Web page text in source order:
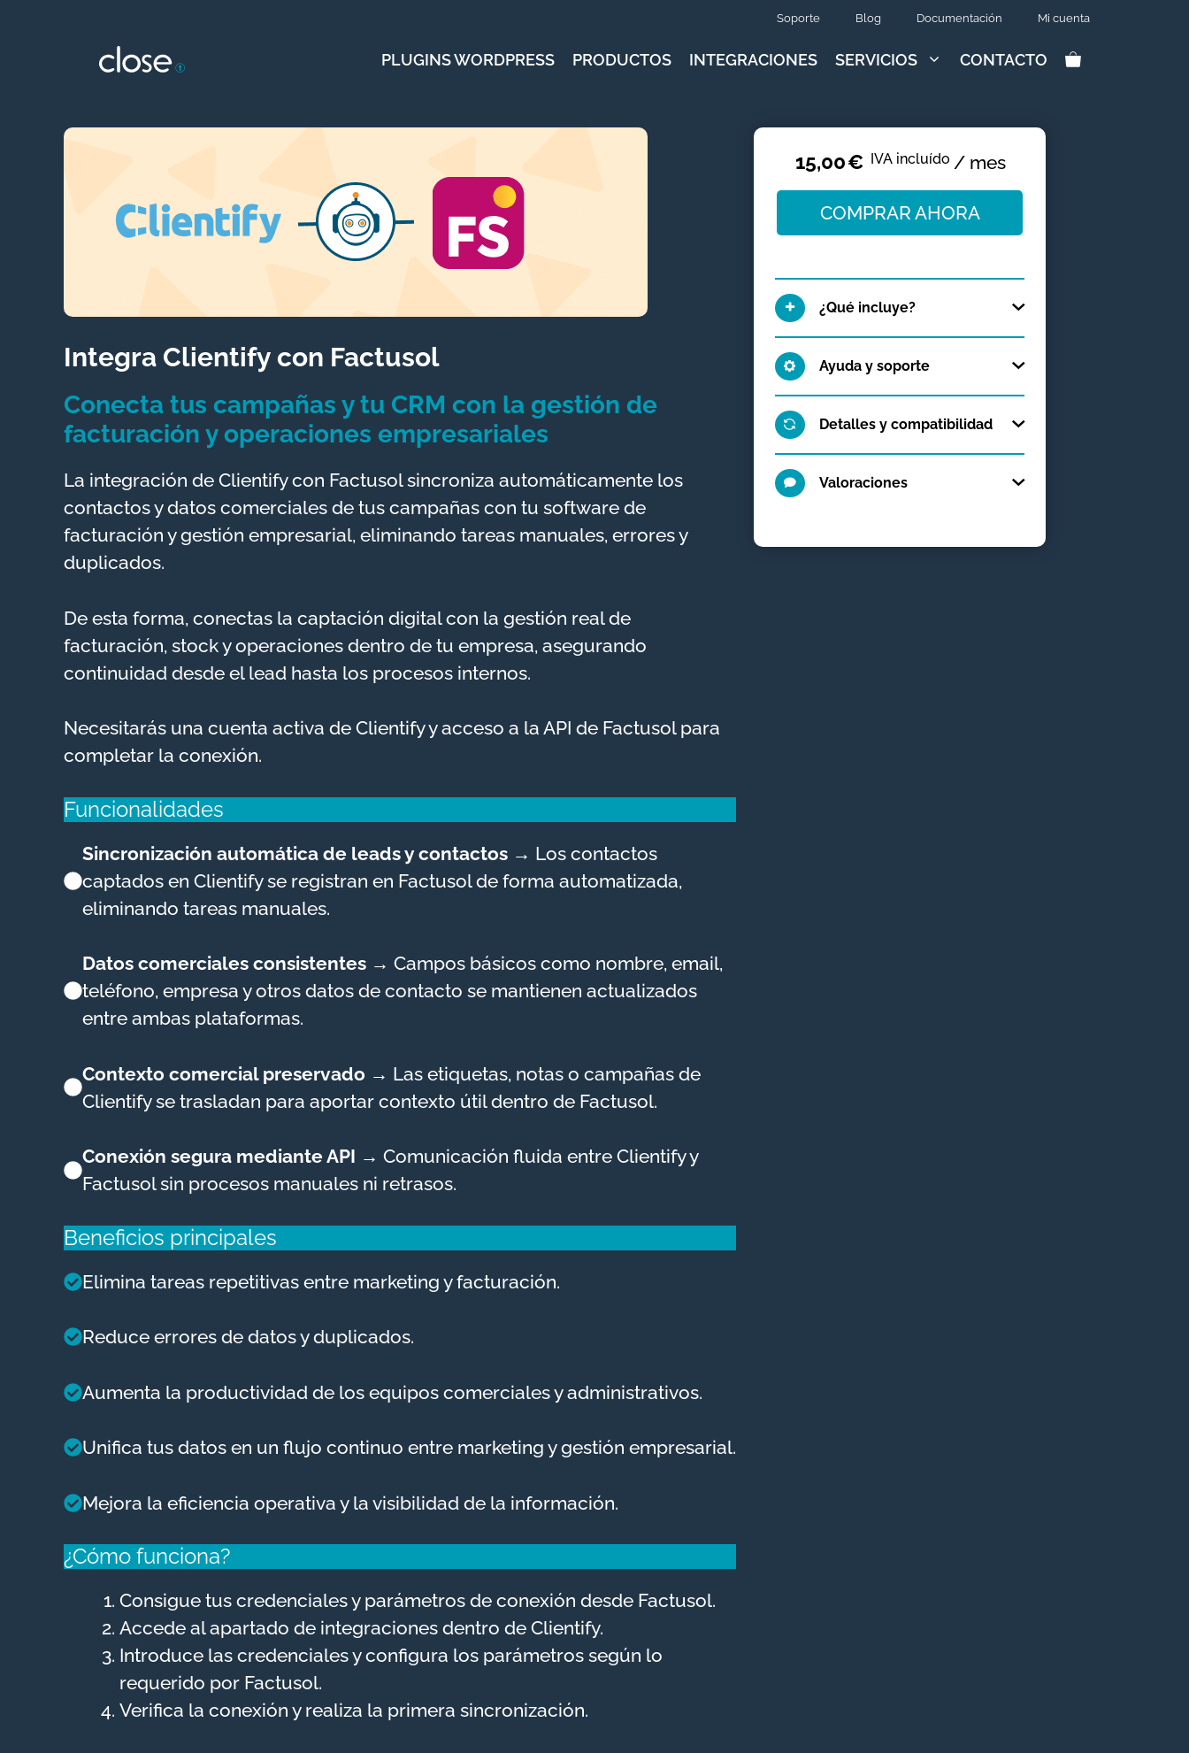
Soporte Blog Documentación Mi cuenta
PLUGINS WORDPRESS PRODUCTOS INTEGRACIONES SERVICIOS CONTACTO
Integra Clientify con Factusol
Conecta tus campañas y tu CRM con la gestión de
facturación y operaciones empresariales
La integración de Clientify con Factusol sincroniza automáticamente los
contactos y datos comerciales de tus campañas con tu software de
facturación y gestión empresarial, eliminando tareas manuales, errores y
duplicados.
De esta forma, conectas la captación digital con la gestión real de
facturación, stock y operaciones dentro de tu empresa, asegurando
continuidad desde el lead hasta los procesos internos.
Necesitarás una cuenta activa de Clientify y acceso a la API de Factusol para
completar la conexión.
Funcionalidades
Sincronización automática de leads y contactos → Los contactos
captados en Clientify se registran en Factusol de forma automatizada,
eliminando tareas manuales.
Datos comerciales consistentes → Campos básicos como nombre, email,
teléfono, empresa y otros datos de contacto se mantienen actualizados
entre ambas plataformas.
Contexto comercial preservado → Las etiquetas, notas o campañas de
Clientify se trasladan para aportar contexto útil dentro de Factusol.
Conexión segura mediante API → Comunicación fluida entre Clientify y
Factusol sin procesos manuales ni retrasos.
Beneficios principales
Elimina tareas repetitivas entre marketing y facturación.
Reduce errores de datos y duplicados.
Aumenta la productividad de los equipos comerciales y administrativos.
Unifica tus datos en un flujo continuo entre marketing y gestión empresarial.
Mejora la eficiencia operativa y la visibilidad de la información.
¿Cómo funciona?
Consigue tus credenciales y parámetros de conexión desde Factusol.
Accede al apartado de integraciones dentro de Clientify.
Introduce las credenciales y configura los parámetros según lo
requerido por Factusol.
Verifica la conexión y realiza la primera sincronización.
15,00€ IVA incluído / mes
COMPRAR AHORA
¿Qué incluye?
Ayuda y soporte
Detalles y compatibilidad
Valoraciones